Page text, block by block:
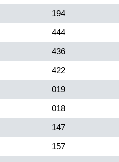
194
444
436
422
019
018
147
157